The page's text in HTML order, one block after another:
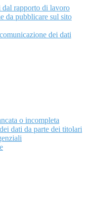
dal rapporto di lavoro
da pubblicare sul sito
dei dati
o incompleta
dati da parte dei titolari